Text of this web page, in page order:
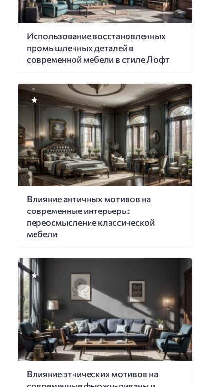
Использование восстановленных
промышленных деталей в
современной мебели в стиле Лофт
Влияние античных мотивов на
современные интерьеры:
переосмысление классической
мебели
Влияние этнических мотивов на